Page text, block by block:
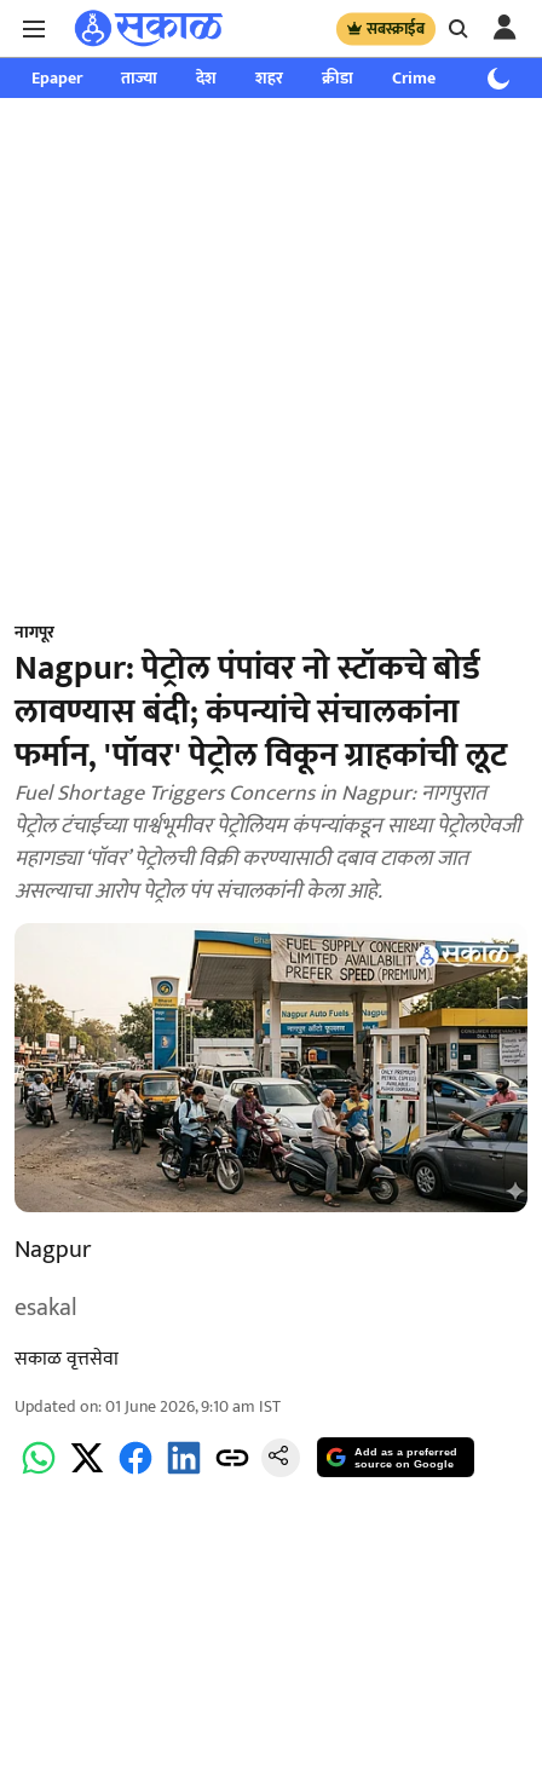
सबस्क्राईब
Epaper ताज्या देश शहर क्रीडा Crime साप्ताहिक
नागपूर
Nagpur: पेट्रोल पंपांवर नो स्टॉकचे बोर्ड
लावण्यास बंदी; कंपन्यांचे संचालकांना
फर्मान, 'पॉवर' पेट्रोल विकून ग्राहकांची लूट
Fuel Shortage Triggers Concerns in Nagpur: नागपुरात
पेट्रोल टंचाईच्या पार्श्वभूमीवर पेट्रोलियम कंपन्यांकडून साध्या पेट्रोलऐवजी
महागड्या ‘पॉवर’ पेट्रोलची विक्री करण्यासाठी दबाव टाकला जात
असल्याचा आरोप पेट्रोल पंप संचालकांनी केला आहे.
Nagpur
esakal
सकाळ वृत्तसेवा
Updated on:01 June 2026, 9:10 am IST
Add as a preferred
source on Google